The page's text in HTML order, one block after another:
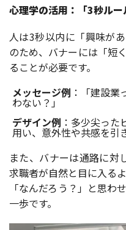
心理学の活用：「3秒ルー
人は3秒以内に「興味が
のため、バナーには「短
ることが必要です。
メッセージ例 ：「建設業
わない？」
デザイン例 ：多少尖った
用い、意外性や共感を引
また、バナーは通路に対
求職者が自然と目に入る
「なんだろう？」と思わ
一歩です。